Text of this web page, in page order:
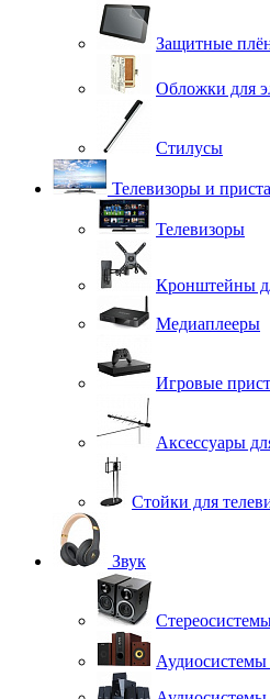
Защитные
Обложки для
Стилусы
Телевизоры и
Телевизоры
Кронштейны
Медиаплееры
Игровые
Аксессуары
Стойки для
Звук
Аудиосистемы